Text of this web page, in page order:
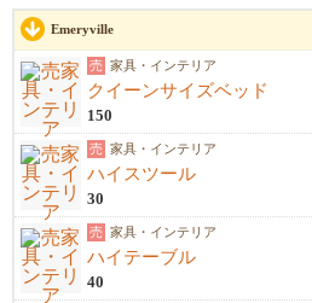
Emeryville
売 家具・インテリア
クイーンサイズベッド
150
売 家具・インテリア
ハイスツール
30
売 家具・インテリア
ハイテーブル
40